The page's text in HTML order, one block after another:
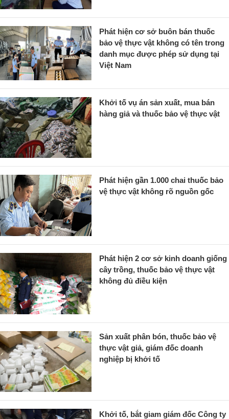
Phát hiện cơ sở buôn bán thuốc
bảo vệ thực vật không có tên trong
danh mục được phép sử dụng tại
Việt Nam
Khởi tố vụ án sản xuất, mua bán
hàng giả và thuốc bảo vệ thực vật
Phát hiện gần 1.000 chai thuốc bảo
vệ thực vật không rõ nguồn gốc
Phát hiện 2 cơ sở kinh doanh giống
cây trồng, thuốc bảo vệ thực vật
không đủ điều kiện
Sản xuất phân bón, thuốc bảo vệ
thực vật giả, giám đốc doanh
nghiệp bị khởi tố
Khởi tố, bắt giam giám đốc Công ty